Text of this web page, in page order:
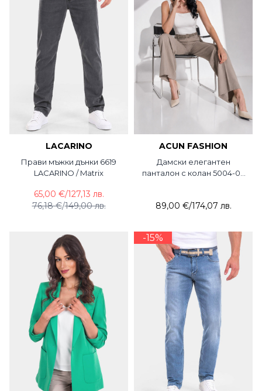
LACARINO
Прави мъжки дънки 6619
LACARINO / Matrix
76,18 €/149,00 лв.
65,00 €/127,13 лв.
ACUN FASHION
Дамски елегантен
панталон с колан 5004-03
89,00 €/174,07 лв.
-15%